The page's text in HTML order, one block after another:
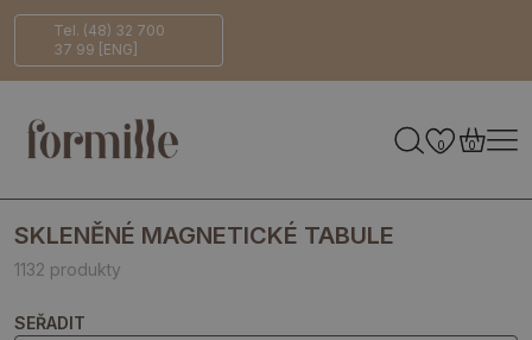
Tel. (48) 32 700
37 99 [ENG]
Bezpečné
doručení
Ekologicky
šetrné
0 0
SKLENĚNÉ MAGNETICKÉ TABULE
1132 produkty
SEŘADIT